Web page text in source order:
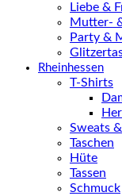
Liebe &
Mutter-
Party &
Rheinhessen
T-Shirts
Sweats
Taschen
Hüte
Tassen
Schmuck